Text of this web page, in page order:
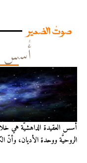
صوتُ الضمير
أُسس
أُسس العقيدة الداهشيّة هي
الروحيَّة ووحدة الأديان، وأنّ